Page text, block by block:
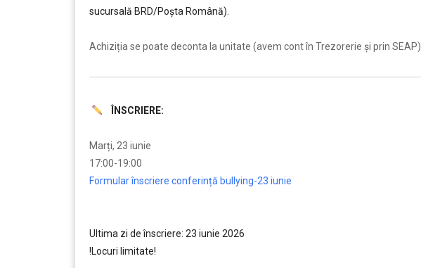
sucursală BRD/Poșta Română).
Achiziția se poate deconta la unitate (avem cont în Trezorerie și prin SEAP).
ÎNSCRIERE:
Marți, 23 iunie
17:00-19:00
Formular înscriere conferință bullying-23 iunie
Ultima zi de înscriere: 23 iunie 2026
!Locuri limitate!